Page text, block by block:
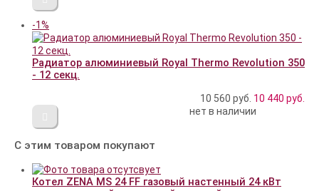
-1%
Радиатор алюминиевый Royal Thermo Revolution 350
- 12 секц.
10 560 руб. 10 440 руб.
нет в наличии
С этим товаром покупают
Котел ZENA MS 24 FF газовый настенный 24 кВт